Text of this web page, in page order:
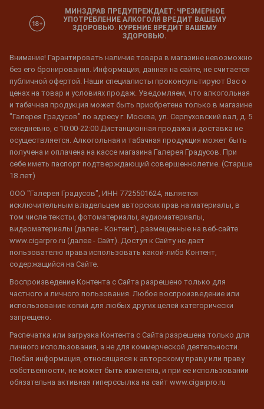
МИНЗДРАВ ПРЕДУПРЕЖДАЕТ: ЧРЕЗМЕРНОЕ
УПОТРЕБЛЕНИЕ АЛКОГОЛЯ ВРЕДИТ ВАШЕМУ
ЗДОРОВЬЮ. КУРЕНИЕ ВРЕДИТ ВАШЕМУ
ЗДОРОВЬЮ.
Внимание! Гарантировать наличие товара в магазине невозможно
без его бронирования. Информация, данная на сайте, не считается
публичной офертой. Наши специалисты проконсультируют Вас о
ценах на товар и условиях продаж. Уведомляем, что алкогольная
и табачная продукция может быть приобретена только в магазине
"Галерея Градусов" по адресу г. Москва, ул. Серпуховский вал, д. 5
ежедневно, с 10:00-22:00 Дистанционная продажа и доставка не
осуществляется. Алкогольная и табачная продукция может быть
получена и оплачена на кассе магазина Галерея Градусов. При
себе иметь паспорт подтверждающий совершеннолетие. (Старше
18 лет)
ООО "Галерея Градусов", ИНН 7725501624, является
исключительным владельцем авторских прав на материалы, в
том числе тексты, фотоматериалы, аудиоматериалы,
видеоматериалы (далее - Контент), размещенные на веб-сайте
www.cigarpro.ru (далее - Сайт). Доступ к Сайту не дает
пользователю права использовать какой-либо Контент,
содержащийся на Сайте.
Воспроизведение Контента с Сайта разрешено только для
частного и личного пользования. Любое воспроизведение или
использование копий для любых других целей категорически
запрещено.
Распечатка или загрузка Контента с Сайта разрешена только для
личного использования, а не для коммерческой деятельности.
Любая информация, относящаяся к авторскому праву или праву
собственности, не может быть изменена, и при ее использовании
обязательна активная гиперссылка на сайт www.cigarpro.ru